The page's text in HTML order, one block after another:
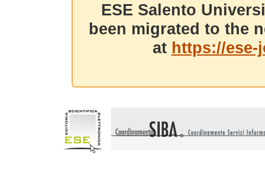
ESE Salento
been migrated to the
at https://